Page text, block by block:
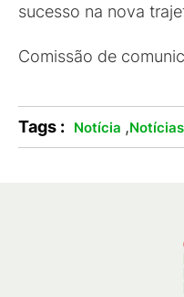
sucesso na nova
Comissão de
Tags : Notícia ,